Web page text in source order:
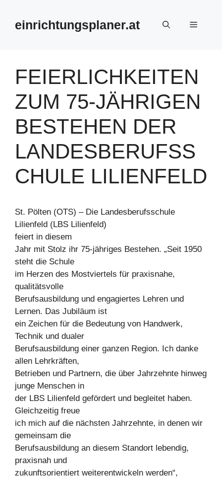
springeneinrichtungsplaner.at Menü
FEIERLICHKEITEN
ZUM 75-JÄHRIGEN
BESTEHEN DER
LANDESBERUFSS
CHULE LILIENFELD
St. Pölten (OTS) – Die Landesberufsschule
Lilienfeld (LBS Lilienfeld)
feiert in diesem
Jahr mit Stolz ihr 75-jähriges Bestehen. „Seit 1950
steht die Schule
im Herzen des Mostviertels für praxisnahe,
qualitätsvolle
Berufsausbildung und engagiertes Lehren und
Lernen. Das Jubiläum ist
ein Zeichen für die Bedeutung von Handwerk,
Technik und dualer
Berufsausbildung einer ganzen Region. Ich danke
allen Lehrkräften,
Betrieben und Partnern, die über Jahrzehnte hinweg
junge Menschen in
der LBS Lilienfeld gefördert und begleitet haben.
Gleichzeitig freue
ich mich auf die nächsten Jahrzehnte, in denen wir
gemeinsam die
Berufsausbildung an diesem Standort lebendig,
praxisnah und
zukunftsorientiert weiterentwickeln werden“,